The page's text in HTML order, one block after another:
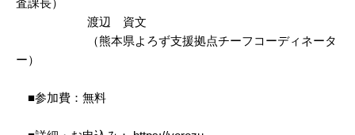
査課長）
渡辺 資文
（熊本県よろず支援拠点チーフコーディネータ
ー）
■参加費：無料